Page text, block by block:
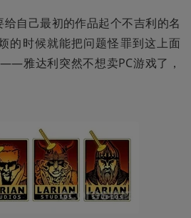
自己最初的作品起个不吉利的名
的时候就能把问题怪罪到这上面
雅达利突然不想卖PC游戏了，